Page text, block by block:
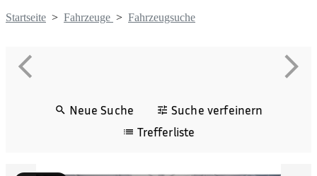
Startseite > Fahrzeuge > Fahrzeugsuche
Neue Suche
Suche verfeinern
Trefferliste